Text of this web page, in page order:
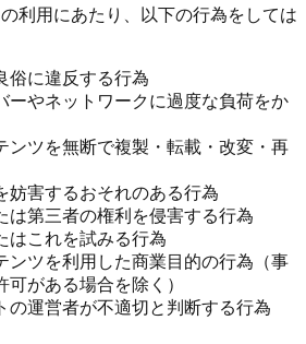
利用にあたり、以下の行為をしては
俗に違反する行為
ーやネットワークに過度な負荷をか
ンツを無断で複製・転載・改変・再
妨害するおそれのある行為
は第三者の権利を侵害する行為
はこれを試みる行為
ンツを利用した商業目的の行為（事
がある場合を除く）
の運営者が不適切と判断する行為